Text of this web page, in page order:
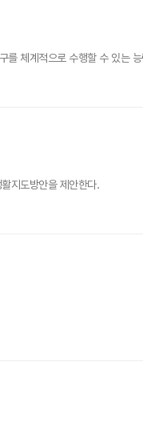
체계적으로 수행할 수 있는
지도방안을 제안한다.